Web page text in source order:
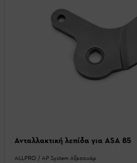
Ανταλλακτική λεπίδα για ASA 85
ALLPRO / AP System Αξεσουάρ